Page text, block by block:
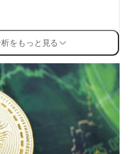
をもっと見る